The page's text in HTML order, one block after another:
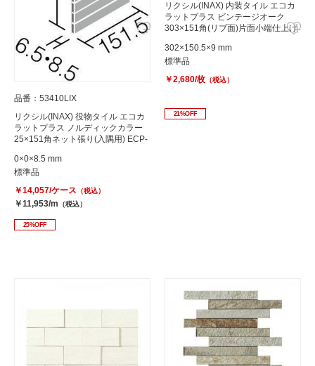
品番：53410LIX
リクシル(INAX) 役物タイル エコカ
ラットプラス ノルディックカラー
25×151角ネット張り(入隅用) ECP-
0×0×8.5 mm
標準品
￥14,057/ケース （税込）
￥11,953/m （税込）
25%OFF
リクシル(INAX) 内装タイル エコカ
ラットプラス ビンテージオーク
303×151角(リブ面)片面小端仕上げ
302×150.5×9 mm
標準品
￥2,680/枚 （税込）
21%OFF